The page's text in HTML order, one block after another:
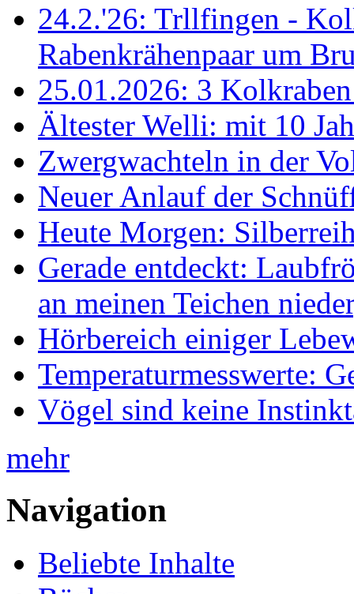
24.2.'26: Trllfingen -
Rabenkrähenpaar um
25.01.2026: 3
Ältester Welli: mit 10
Zwergwachteln in der
Neuer Anlauf der
Heute Morgen:
Gerade entdeckt:
an meinen Teichen
Hörbereich einiger
Temperaturmesswerte:
Vögel sind keine
mehr
Navigation
Beliebte Inhalte